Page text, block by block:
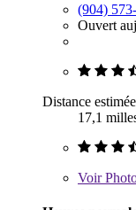
(904)
Ouvert
Distance estimée
17,1
Voir